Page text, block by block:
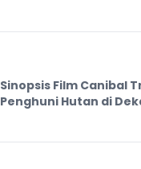
Sinopsis Film Canibal
Penghuni Hutan di